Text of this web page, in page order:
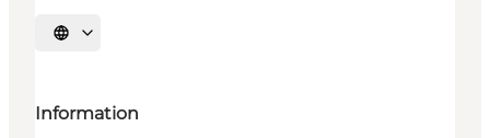
Sprache auswählen
Information